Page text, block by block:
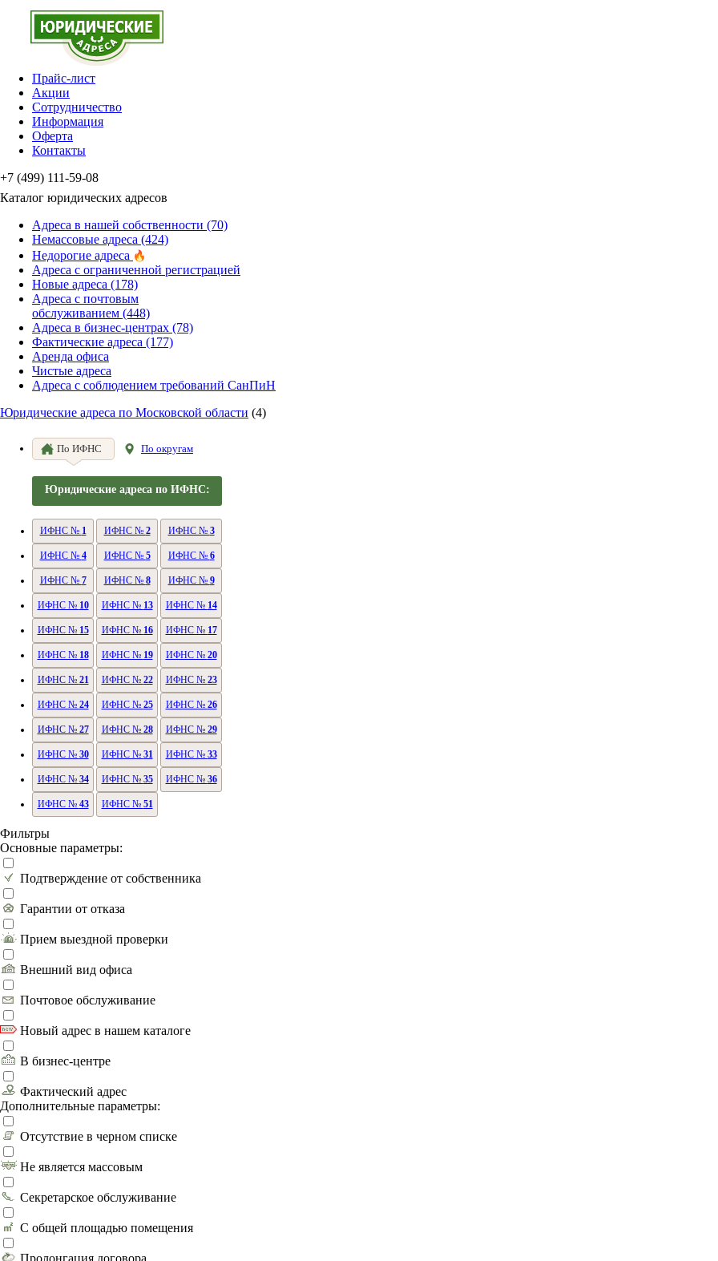
Прайс-лист
Акции
Сотрудничество
Информация
Оферта
Контакты
+7 (499) 111-59-08
Каталог юридических адресов
Адреса в нашей собственности (70)
Немассовые адреса (424)
Недорогие адреса
Адреса с ограниченной регистрацией
Новые адреса (178)
Адреса с почтовым
обслуживанием (448)
Адреса в бизнес-центрах (78)
Фактические адреса (177)
Аренда офиса
Чистые адреса
Адреса с соблюдением требований СанПиН
Юридические адреса по Московской области (4)
По ИФНС По округам
Юридические адреса по ИФНС:
ИФНС № 1 ИФНС № 2 ИФНС № 3
ИФНС № 4 ИФНС № 5 ИФНС № 6
ИФНС № 7 ИФНС № 8 ИФНС № 9
ИФНС № 10 ИФНС № 13 ИФНС № 14
ИФНС № 15 ИФНС № 16 ИФНС № 17
ИФНС № 18 ИФНС № 19 ИФНС № 20
ИФНС № 21 ИФНС № 22 ИФНС № 23
ИФНС № 24 ИФНС № 25 ИФНС № 26
ИФНС № 27 ИФНС № 28 ИФНС № 29
ИФНС № 30 ИФНС № 31 ИФНС № 33
ИФНС № 34 ИФНС № 35 ИФНС № 36
ИФНС № 43 ИФНС № 51
Фильтры
Основные параметры:
Подтверждение от собственника
Гарантии от отказа
Прием выездной проверки
Внешний вид офиса
Почтовое обслуживание
Новый адрес в нашем каталоге
В бизнес-центре
Фактический адрес
Дополнительные параметры:
Отсутствие в черном списке
Не является массовым
Секретарское обслуживание
С общей площадью помещения
Пролонгация договора